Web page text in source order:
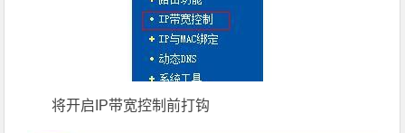
将开启IP带宽控制前打钩